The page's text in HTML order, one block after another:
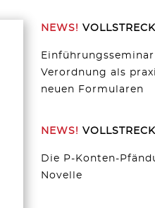
NEWS!
Verordnung als
neuen Formularen
NEWS!
Die P-Konten-
Novelle